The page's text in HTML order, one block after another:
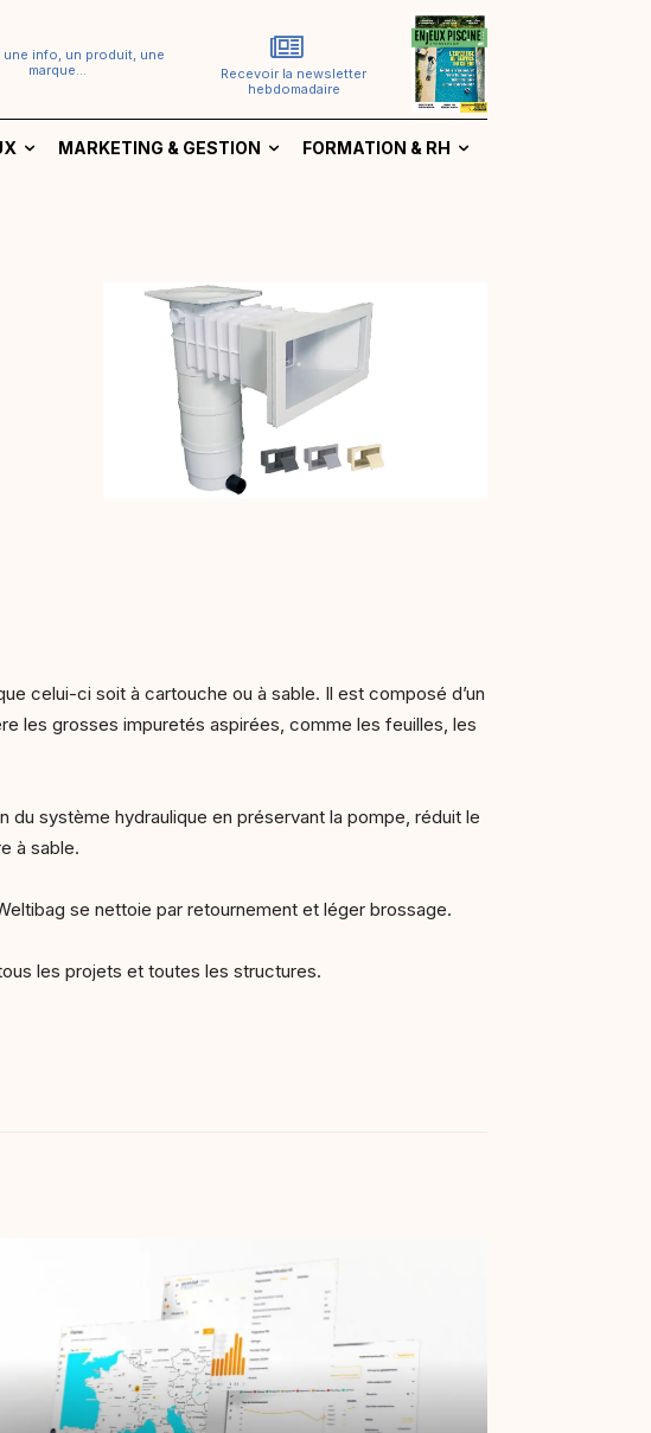
une info, un produit, une
marque...
Recevoir la newsletter
hebdomadaire
MARKETING & GESTION FORMATION & RH
celui-ci soit à cartouche ou à sable. Il est composé d’un
les grosses impuretés aspirées, comme les feuilles, les
système hydraulique en préservant la pompe, réduit le
à sable.
se nettoie par retournement et léger brossage.
les projets et toutes les structures.